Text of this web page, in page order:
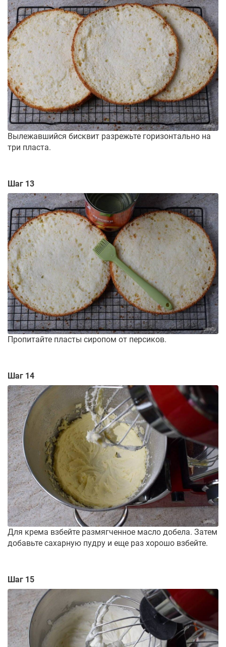
Вылежавшийся бисквит разрежьте горизонтально на
три пласта.
Шаг 13
Пропитайте пласты сиропом от персиков.
Шаг 14
Для крема взбейте размягченное масло добела. Затем
добавьте сахарную пудру и еще раз хорошо взбейте.
Шаг 15